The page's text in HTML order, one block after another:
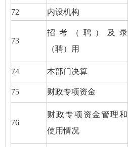
72
内设机构
73
招考（聘）及录
（聘）用
74 本部门决算
75 财政专项资金
76
财政专项资金管理和
使用情况